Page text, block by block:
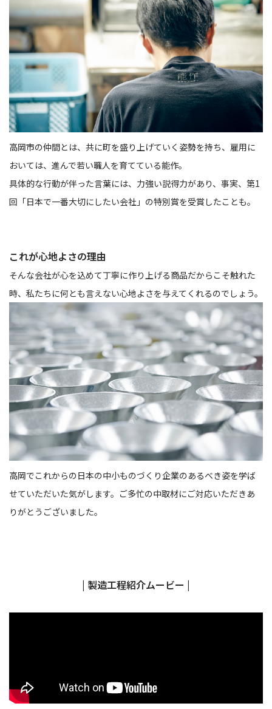
高岡市の仲間とは、共に町を盛り上げていく姿勢を持ち、雇用に
おいては、進んで若い職人を育てている能作。
具体的な行動が伴った言葉には、力強い説得力があり、事実、第1
回「日本で一番大切にしたい会社」の特別賞を受賞したことも。
これが心地よさの理由
そんな会社が心を込めて丁寧に作り上げる商品だからこそ触れた
時、私たちに何とも言えない心地よさを与えてくれるのでしょう。
高岡でこれからの日本の中小ものづくり企業のあるべき姿を学ば
せていただいた気がします。ご多忙の中取材にご対応いただきあ
りがとうございました。
| 製造工程紹介ムービー |